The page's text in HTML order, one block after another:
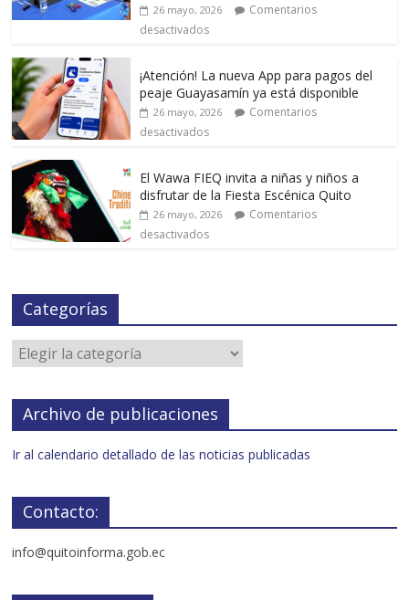
26 mayo, 2026
Comentarios
desactivados
¡Atención! La nueva App para pagos del
peaje Guayasamín ya está disponible
26 mayo, 2026
Comentarios
desactivados
El Wawa FIEQ invita a niñas y niños a
disfrutar de la Fiesta Escénica Quito
26 mayo, 2026
Comentarios
desactivados
Categorías
Archivo de publicaciones
Ir al calendario detallado de las noticias publicadas
Contacto:
info@quitoinforma.gob.ec